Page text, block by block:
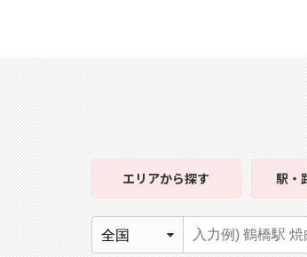
エリアから探す 駅・